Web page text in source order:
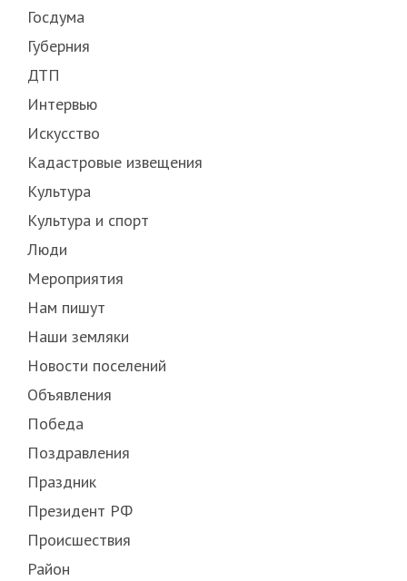
Госдума
Губерния
ДТП
Интервью
Искусство
Кадастровые извещения
Культура
Культура и спорт
Люди
Мероприятия
Нам пишут
Наши земляки
Новости поселений
Объявления
Победа
Поздравления
Праздник
Президент РФ
Происшествия
Район